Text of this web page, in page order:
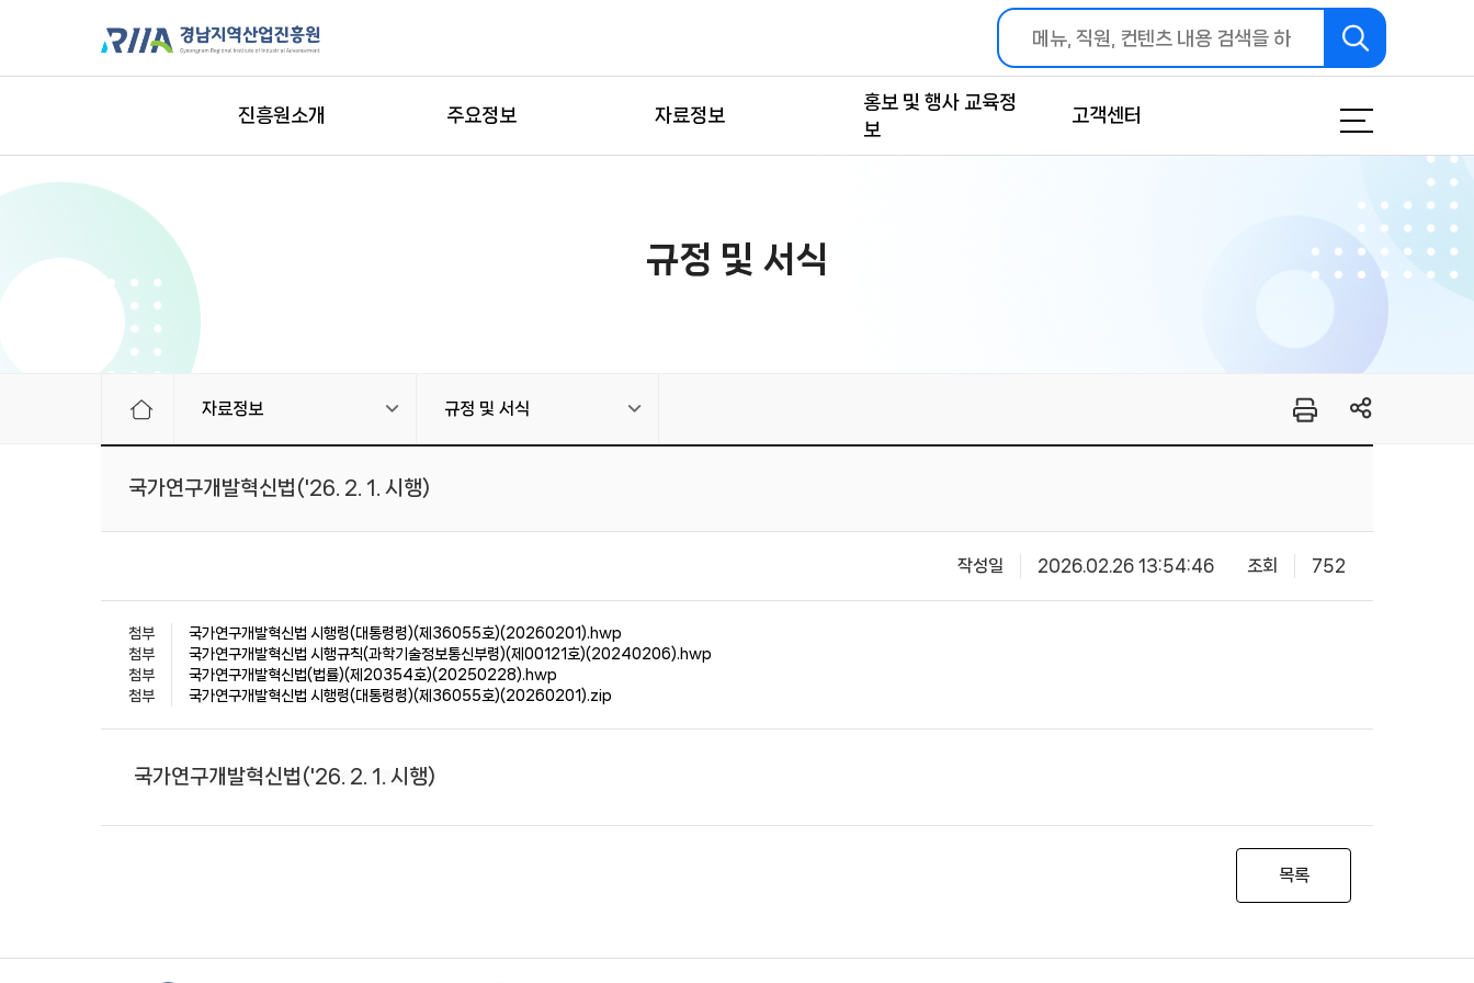
진흥원소개 주요정보 자료정보
홍보 및 행사 교육정
보
고객센터
규정 및 서식
자료정보 규정 및 서식
국가연구개발혁신법('26. 2. 1. 시행)
작성일 2026.02.26 13:54:46 조회 752
첨부
국가연구개발혁신법 시행령(대통령령)(제36055호)(20260201).hwp
첨부
국가연구개발혁신법 시행규칙(과학기술정보통신부령)(제00121호)(20240206).hwp
첨부
국가연구개발혁신법(법률)(제20354호)(20250228).hwp
첨부
국가연구개발혁신법 시행령(대통령령)(제36055호)(20260201).zip
국가연구개발혁신법('26. 2. 1. 시행)
목록